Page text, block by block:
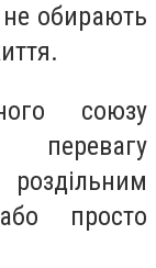
обирають
союзу
перевагу
просто